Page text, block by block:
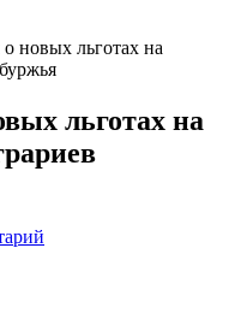
новых льготах на
льготах на